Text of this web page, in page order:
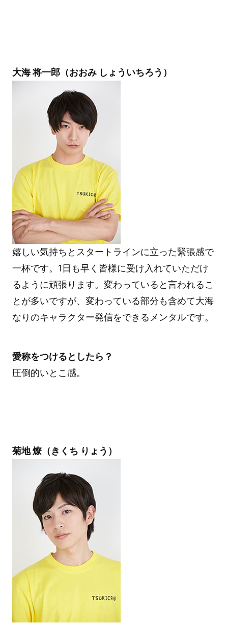
大海 将一郎（おおみ しょういちろう）
嬉しい気持ちとスタートラインに立った緊張感で
一杯です。1日も早く皆様に受け入れていただけ
るように頑張ります。変わっていると言われるこ
とが多いですが、変わっている部分も含めて大海
なりのキャラクター発信をできるメンタルです。
愛称をつけるとしたら？
圧倒的いとこ感。
菊地 燎（きくち りょう）